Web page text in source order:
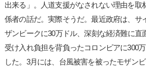
出来る」。人道支援がなされない理由を取
係者の話だ。実際そうだ。最近政府は、サ
ザンビークに30万ドル、深刻な経済難に直
受け入れ負担を背負ったコロンビアに300
した。3月には、台風被害を被ったモザンビ